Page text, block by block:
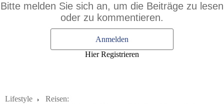
Bitte melden Sie sich an, um die Beiträge zu lesen
oder zu kommentieren.
Anmelden
Hier Registrieren
Lifestyle
Reisen: